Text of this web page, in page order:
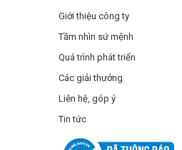
Giới thiệu công ty
Tầm nhìn sứ mệnh
Quá trình phát triển
Các giải thưởng
Liên hệ, góp ý
Tin tức